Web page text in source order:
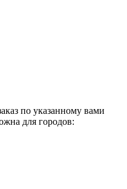
по указанному вами
для городов: